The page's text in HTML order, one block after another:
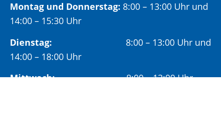
Montag und Donnerstag: 8:00 – 13:00 Uhr und
14:00 – 15:30 Uhr
Dienstag: 8:00 – 13:00 Uhr und
14:00 – 18:00 Uhr
Mittwoch:8:00 – 13:00 Uhr